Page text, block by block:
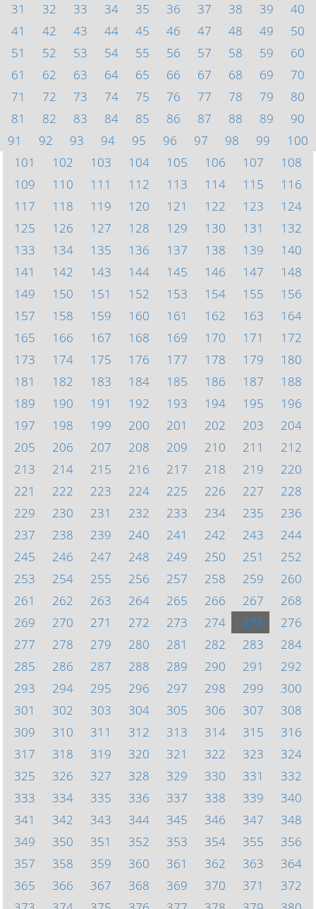
31
32 33 34 35 36 37 38 39
40
41
42 43 44 45 46 47 48 49
50
51
52 53 54 55 56 57 58 59
60
61
62 63 64 65 66 67 68 69
70
71
72 73 74 75 76 77 78 79
80
81
82 83 84 85 86 87 88 89
90
91
92 93 94 95 96 97 98 99
100
101
102 103 104 105 106 107
108
109
110 111 112 113 114 115
116
117
118 119 120 121 122 123
124
125
126 127 128 129 130 131
132
133
134 135 136 137 138 139
140
141
142 143 144 145 146 147
148
149
150 151 152 153 154 155
156
157
158 159 160 161 162 163
164
165
166 167 168 169 170 171
172
173
174 175 176 177 178 179
180
181
182 183 184 185 186 187
188
189
190 191 192 193 194 195
196
197
198 199 200 201 202 203
204
205
206 207 208 209 210 211
212
213
214 215 216 217 218 219
220
221
222 223 224 225 226 227
228
229
230 231 232 233 234 235
236
237
238 239 240 241 242 243
244
245
246 247 248 249 250 251
252
253
254 255 256 257 258 259
260
261
262 263 264 265 266 267
268
269
270 271 272 273 274 275
276
277
278 279 280 281 282 283
284
285
286 287 288 289 290 291
292
293
294 295 296 297 298 299
300
301
302 303 304 305 306 307
308
309
310 311 312 313 314 315
316
317
318 319 320 321 322 323
324
325
326 327 328 329 330 331
332
333
334 335 336 337 338 339
340
341
342 343 344 345 346 347
348
349
350 351 352 353 354 355
356
357
358 359 360 361 362 363
364
365
366 367 368 369 370 371
372